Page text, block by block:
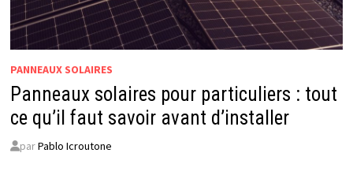
PANNEAUX SOLAIRES
Panneaux solaires pour particuliers : tout
ce qu’il faut savoir avant d’installer
parPablo Icroutone